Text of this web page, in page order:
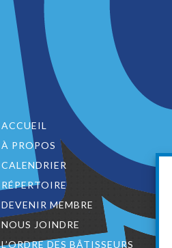
ACCUEIL
À PROPOS
CALENDRIER
RÉPERTOIRE
DEVENIR MEMBRE
NOUS JOINDRE
L’ORDRE DES BÂTISSEURS